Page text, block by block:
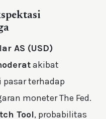
AS (USD)
akibat
terhadap
moneter The Fed.
Tool, probabilitas